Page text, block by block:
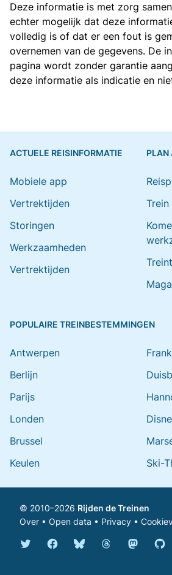
Deze informatie is met zorg
echter mogelijk dat deze
volledig is of dat er een fout is
overnemen van de gegevens. De
pagina wordt zonder garantie
deze informatie als indicatie en
ACTUELE REISINFORMATIE
Mobiele app
Vertrektijden
Storingen
Werkzaamheden
Vertrektijden
PLAN
POPULAIRE TREINBESTEMMINGEN
Antwerpen
Berlijn
Parijs
Londen
Brussel
Keulen
Ski-
© 2010–2026 Rijden de Treinen
Over • Open data • Privacy •